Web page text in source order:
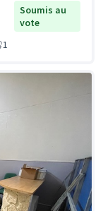
Soumis au
vote
1